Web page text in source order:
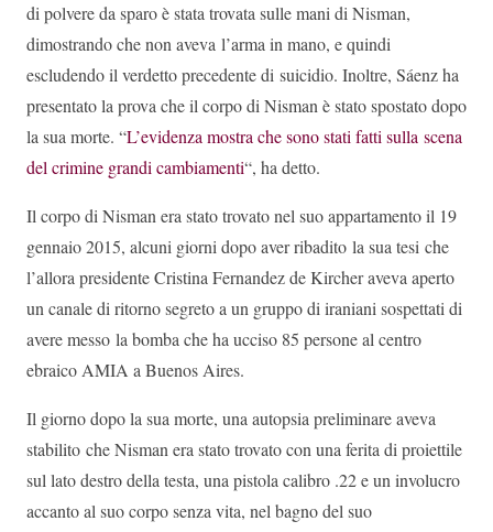
di polvere da sparo è stata trovata sulle mani di Nisman,
dimostrando che non aveva l’arma in mano, e quindi
escludendo il verdetto precedente di suicidio. Inoltre, Sáenz ha
presentato la prova che il corpo di Nisman è stato spostato dopo
la sua morte. “L’evidenza mostra che sono stati fatti sulla scena
del crimine grandi cambiamenti“, ha detto.
Il corpo di Nisman era stato trovato nel suo appartamento il 19
gennaio 2015, alcuni giorni dopo aver ribadito la sua tesi che
l’allora presidente Cristina Fernandez de Kircher aveva aperto
un canale di ritorno segreto a un gruppo di iraniani sospettati di
avere messo la bomba che ha ucciso 85 persone al centro
ebraico AMIA a Buenos Aires.
Il giorno dopo la sua morte, una autopsia preliminare aveva
stabilito che Nisman era stato trovato con una ferita di proiettile
sul lato destro della testa, una pistola calibro .22 e un involucro
accanto al suo corpo senza vita, nel bagno del suo